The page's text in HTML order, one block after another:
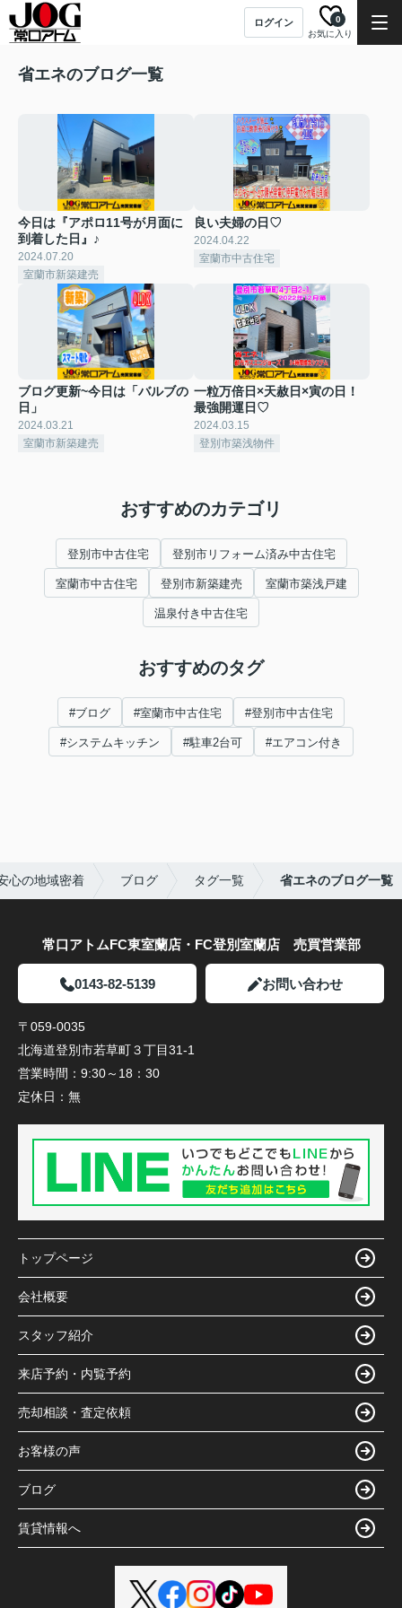
ログイン
お気に入り
0
省エネのブログ一覧
今日は『アポロ11号が月面に
到着した日』♪
2024.07.20
室蘭市新築建売
良い夫婦の日♡
2024.04.22
室蘭市中古住宅
ブログ更新~今日は「バルブの
日」
2024.03.21
室蘭市新築建売
一粒万倍日×天赦日×寅の日！
最強開運日♡
2024.03.15
登別市築浅物件
おすすめのカテゴリ
登別市中古住宅 登別市リフォーム済み中古住宅
室蘭市中古住宅 登別市新築建売 室蘭市築浅戸建
温泉付き中古住宅
おすすめのタグ
#ブログ #室蘭市中古住宅 #登別市中古住宅
#システムキッチン #駐車2台可 #エアコン付き
心の地域密着 ブログ タグ一覧 省エネのブログ一覧
常口アトムFC東室蘭店・FC登別室蘭店 売買営業部
0143-82-5139 お問い合わせ
〒059-0035
北海道登別市若草町３丁目31-1
営業時間： 9:30～18：30
定休日： 無
トップページ
会社概要
スタッフ紹介
来店予約・内覧予約
売却相談・査定依頼
お客様の声
ブログ
賃貸情報へ